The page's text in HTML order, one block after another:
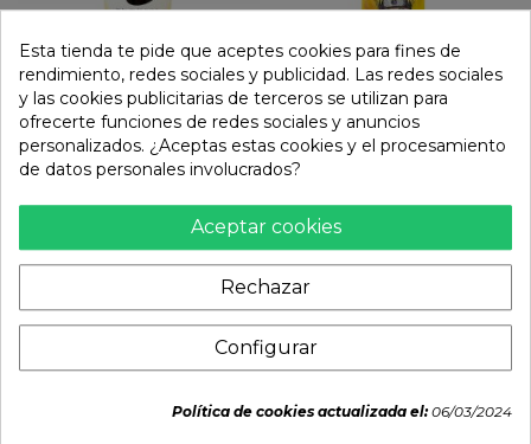
Bebida gaseosa limón
Bebida sabor frutas
(NARUTO) 330ml
1,95 €
Esta tienda te pide que aceptes cookies para fines de
rendimiento, redes sociales y publicidad. Las redes sociales
y las cookies publicitarias de terceros se utilizan para
ofrecerte funciones de redes sociales y anuncios
personalizados. ¿Aceptas estas cookies y el procesamiento
de datos personales involucrados?
Aceptar cookies
Rechazar
Configurar
Política de cookies actualizada el:06/03/2024